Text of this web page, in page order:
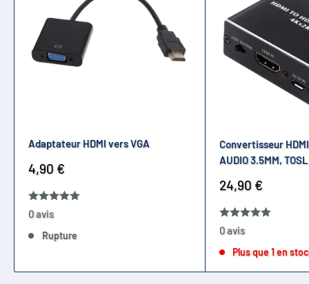
Adaptateur HDMI vers VGA
Prix
réduit
4,90 €
0 avis
Rupture
Convertisseur
AUDIO 3.5MM,
Prix
réduit
24,90 €
0 avis
Plus que 1 en